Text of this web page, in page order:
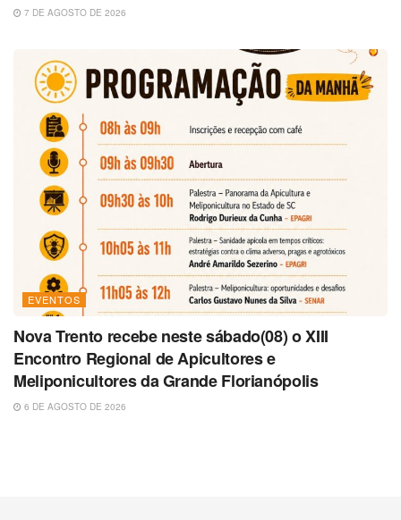
7 DE AGOSTO DE 2026
EVENTOS
Nova Trento recebe neste sábado(08) o XIII
Encontro Regional de Apicultores e
Meliponicultores da Grande Florianópolis
6 DE AGOSTO DE 2026